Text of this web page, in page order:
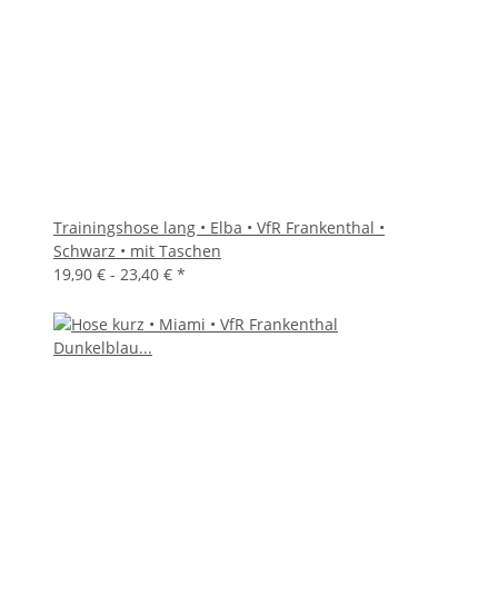
Trainingshose lang • Elba • VfR Frankenthal •
Schwarz • mit Taschen
19,90 € - 23,40 € *